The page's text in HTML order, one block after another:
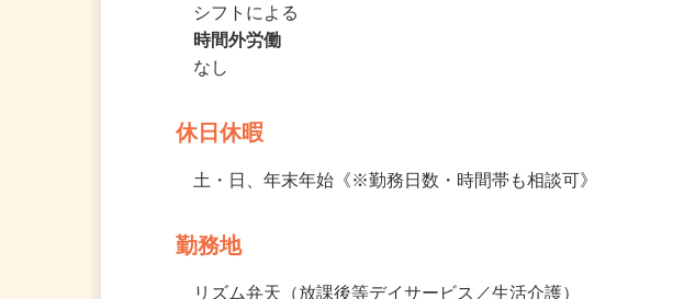
☆シフトは希望考慮します
休憩時間
シフトによる
なし
休日休暇
土・日、年末年始《※勤務日数・時間帯も相談可》